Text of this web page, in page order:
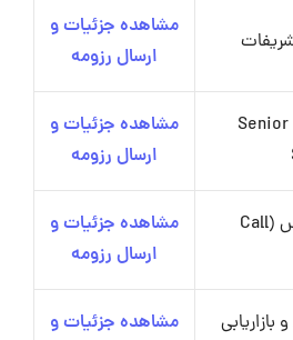
مشاهده جزئیات و
ارسال رزومه
مشاهده جزئیات و
ارسال رزومه
کارشناس مرکز تماس (Call
مشاهده جزئیات و
ارسال رزومه
مشاهده جزئیات و